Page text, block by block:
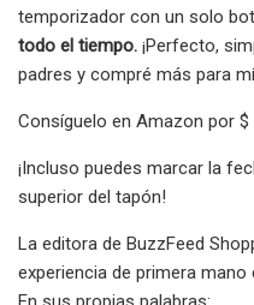
temporizador con un solo
todo el tiempo. ¡Perfecto,
padres y compré más para
Consíguelo en Amazon por $
¡Incluso puedes marcar la
superior del tapón!
La editora de BuzzFeed
experiencia de primera